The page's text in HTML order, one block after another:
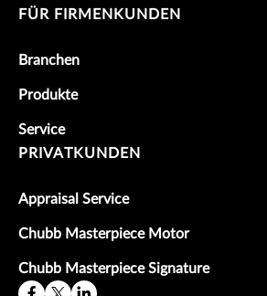
FÜR FIRMENKUNDEN
Branchen
Produkte
Service
PRIVATKUNDEN
Appraisal Service
Chubb Masterpiece Motor
Chubb Masterpiece Signature